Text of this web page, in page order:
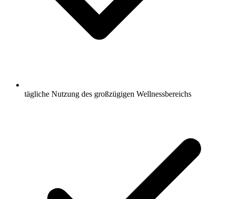
tägliche Nutzung des großzügigen Wellnessbereichs